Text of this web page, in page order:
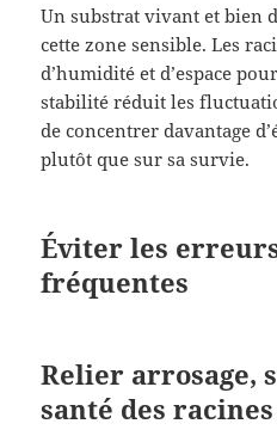
Un substrat vivant et bien
cette zone sensible. Les
d’humidité et d’espace
stabilité réduit les
de concentrer davantage
plutôt que sur sa survie.
Éviter les
fréquentes
Relier arrosage,
santé des racines